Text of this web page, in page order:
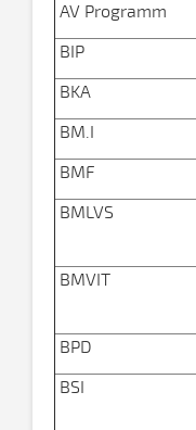
AV Programm
BIP
BKA
BM.I
BMF
BMLVS
BMVIT
BPD
BSI